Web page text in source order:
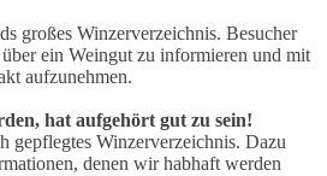
großes Winzerverzeichnis. Besucher
ein Weingut zu informieren und mit
aufzunehmen.
hat aufgehört gut zu sein!
gepflegtes Winzerverzeichnis. Dazu
denen wir habhaft werden